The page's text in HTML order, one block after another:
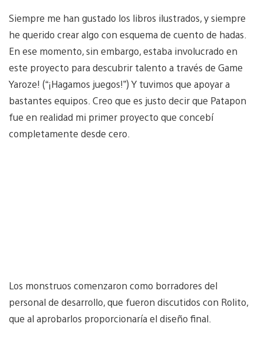
Siempre me han gustado los libros ilustrados, y siempre
he querido crear algo con esquema de cuento de hadas.
En ese momento, sin embargo, estaba involucrado en
este proyecto para descubrir talento a través de Game
Yaroze! (“¡Hagamos juegos!”) Y tuvimos que apoyar a
bastantes equipos. Creo que es justo decir que Patapon
fue en realidad mi primer proyecto que concebí
completamente desde cero.
Los monstruos comenzaron como borradores del
personal de desarrollo, que fueron discutidos con Rolito,
que al aprobarlos proporcionaría el diseño final.